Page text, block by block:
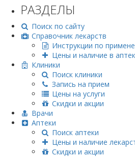
РАЗДЕЛЫ
Поиск по сайту
Справочник лекарств
Инструкции по
Цены и наличие в
Клиники
Поиск клиники
Запись на прием
Цены на услуги
Скидки и акции
Врачи
Аптеки
Поиск аптеки
Цены и наличие
Скидки и акции